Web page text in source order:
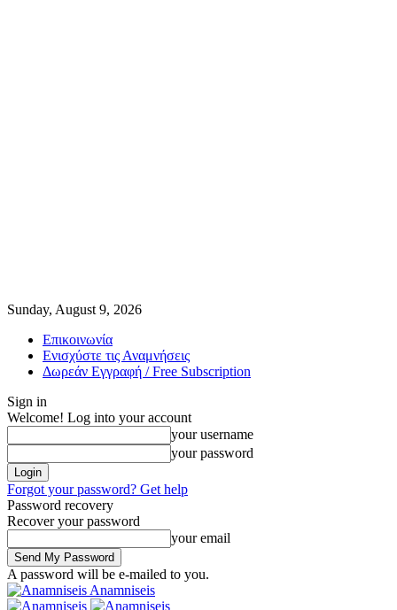
Sunday, August 9, 2026
Επικοινωνία
Ενισχύστε τις Αναμνήσεις
Δωρεάν Εγγραφή / Free Subscription
Sign in
Welcome! Log into your account
your username
your password
Forgot your password? Get help
Password recovery
Recover your password
your email
A password will be e-mailed to you.
Anamniseis